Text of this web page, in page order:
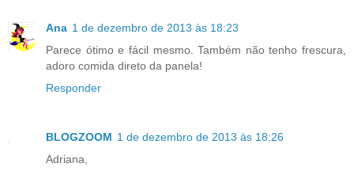
Ana 1 de dezembro de 2013 às 18:23
Parece ótimo e fácil mesmo. Também não tenho frescura,
adoro comida direto da panela!
Responder
BLOGZOOM 1 de dezembro de 2013 às 18:26
Adriana,